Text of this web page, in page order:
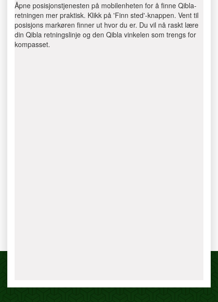
Åpne posisjonstjenesten på mobilenheten for å finne Qibla-
retningen mer praktisk. Klikk på 'Finn sted'-knappen. Vent til
posisjons markøren finner ut hvor du er. Du vil nå raskt lære
din Qibla retningslinje og den Qibla vinkelen som trengs for
kompasset.